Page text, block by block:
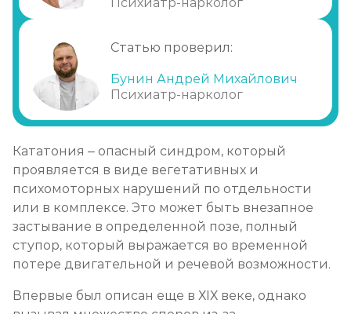
Статью проверил:
Бунин Андрей Михайлович
Психиатр-нарколог
Кататония – опасный синдром, который
проявляется в виде вегетативных и
психомоторных нарушений по отдельности
или в комплексе. Это может быть внезапное
застывание в определенной позе, полный
ступор, который выражается во временной
потере двигательной и речевой возможности.
Впервые был описан еще в ХIХ веке, однако